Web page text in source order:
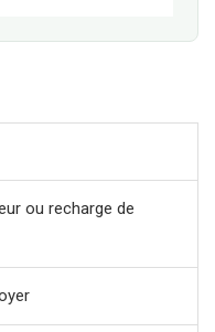
ou recharge de